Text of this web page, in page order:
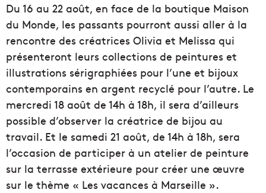
Du 16 au 22 août, en face de la boutique Maison
du Monde, les passants pourront aussi aller à la
rencontre des créatrices Olivia et Melissa qui
présenteront leurs collections de peintures et
illustrations sérigraphiées pour l’une et bijoux
contemporains en argent recyclé pour l’autre. Le
mercredi 18 août de 14h à 18h, il sera d’ailleurs
possible d’observer la créatrice de bijou au
travail. Et le samedi 21 août, de 14h à 18h, sera
l’occasion de participer à un atelier de peinture
sur la terrasse extérieure pour créer une œuvre
sur le thème « Les vacances à Marseille ».